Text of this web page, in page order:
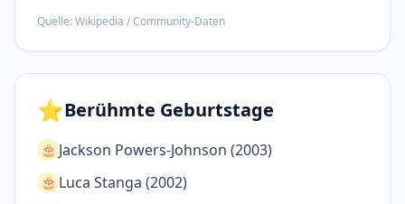
Quelle: Wikipedia / Community-Daten
⭐Berühmte Geburtstage
🎂 Jackson Powers-Johnson (2003)
🎂 Luca Stanga (2002)